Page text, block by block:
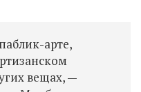
арте,
вещах, —